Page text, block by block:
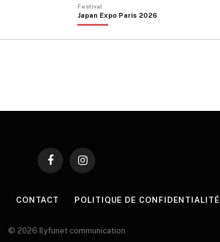
Festival
Japan Expo Paris 2026
FacebookInstagram
CONTACT POLITIQUE DE CONFIDENTIALITÉ
© 2026 Ilyfunet communication